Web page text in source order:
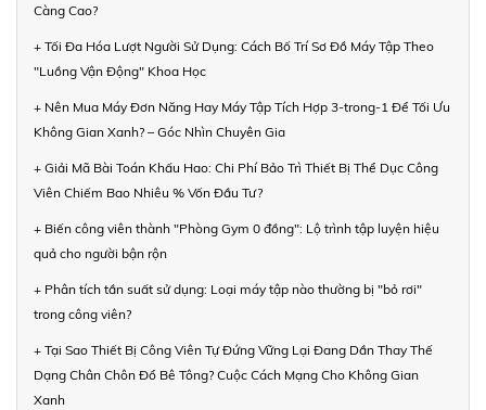
Càng Cao?
+ Tối Đa Hóa Lượt Người Sử Dụng: Cách Bố Trí Sơ Đồ Máy Tập Theo
"Luồng Vận Động" Khoa Học
+ Nên Mua Máy Đơn Năng Hay Máy Tập Tích Hợp 3-trong-1 Để Tối Ưu
Không Gian Xanh? – Góc Nhìn Chuyên Gia
+ Giải Mã Bài Toán Khấu Hao: Chi Phí Bảo Trì Thiết Bị Thể Dục Công
Viên Chiếm Bao Nhiêu % Vốn Đầu Tư?
+ Biến công viên thành "Phòng Gym 0 đồng": Lộ trình tập luyện hiệu
quả cho người bận rộn
+ Phân tích tần suất sử dụng: Loại máy tập nào thường bị "bỏ rơi"
trong công viên?
+ Tại Sao Thiết Bị Công Viên Tự Đứng Vững Lại Đang Dần Thay Thế
Dạng Chân Chôn Đổ Bê Tông? Cuộc Cách Mạng Cho Không Gian
Xanh